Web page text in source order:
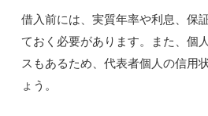
借入前には、実質年率や利息、保
ておく必要があります。また、個
スもあるため、代表者個人の信用
ょう。